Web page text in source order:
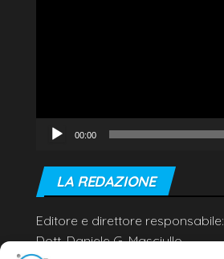
00:00
LA REDAZIONE
Editore e direttore responsabile:
Dott. Daniele G. Masciullo